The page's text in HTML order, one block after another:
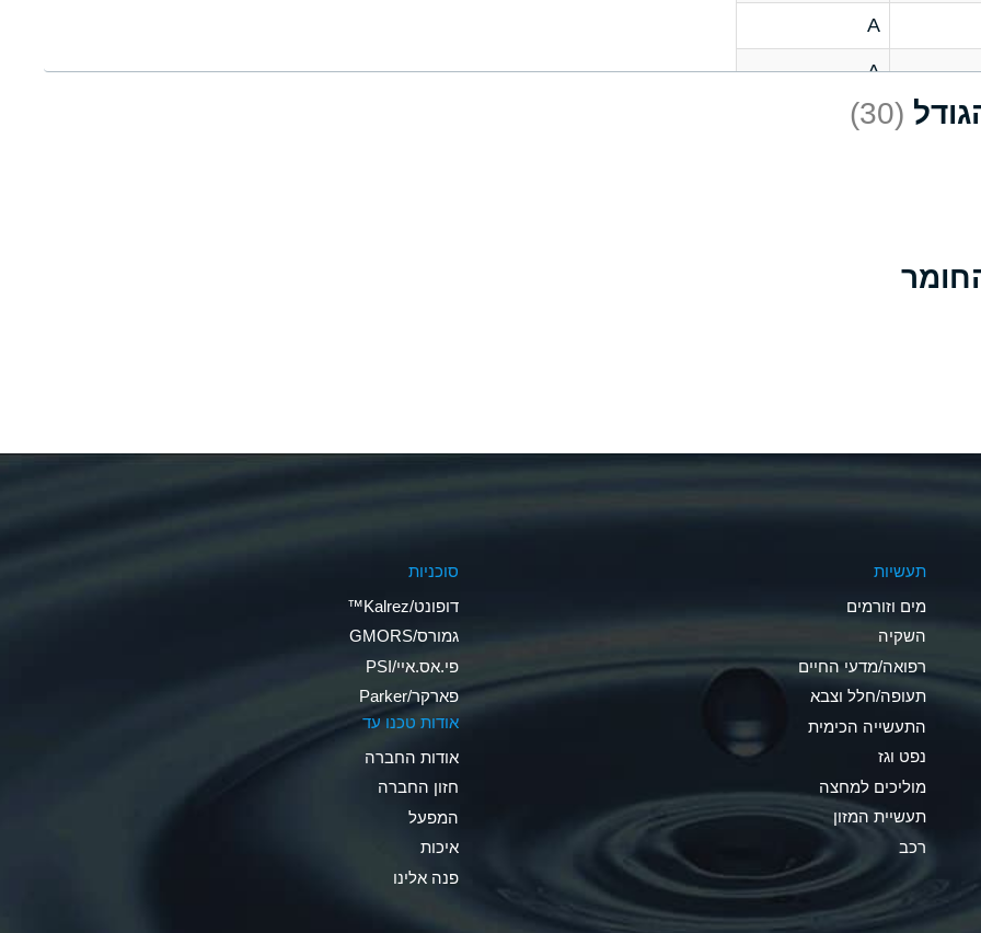
A
A
C
D
D
A
B
A
(30)
תעשיות
מים וזורמים
השקיה
רפואה/מדעי החיים
תעופה/חלל וצבא
התעשייה הכימית
נפט וגז
מוליכים למחצה
תעשיית המזון
רכב
סוכניות
דופונט/Kalrez™
גמורס/GMORS
פי.אס.איי/PSI
פארקר/Parker
אודות טכנו עד
אודות החברה
חזון החברה
המפעל
איכות
פנה אלינו